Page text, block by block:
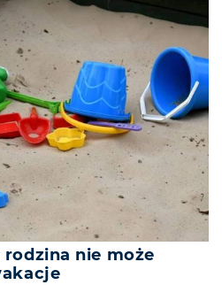
nie może